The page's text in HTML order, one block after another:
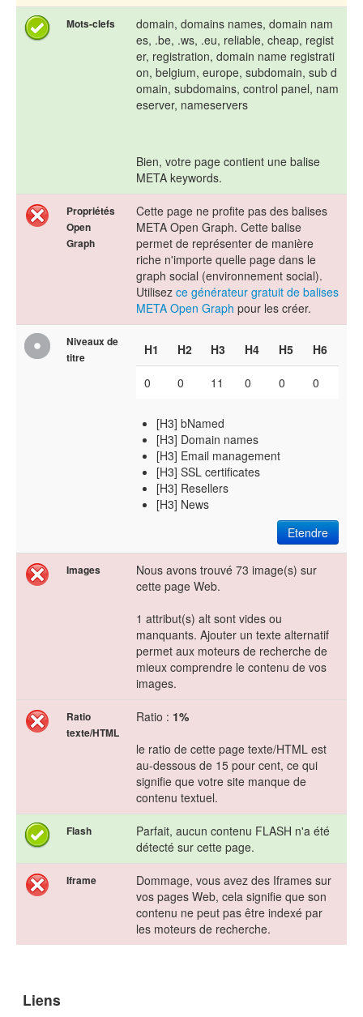
Mots-clefs
domain, domains names, domain nam
es, .be, .ws, .eu, reliable, cheap, regist
er, registration, domain name registrati
on, belgium, europe, subdomain, sub d
omain, subdomains, control panel, nam
eserver, nameservers
Bien, votre page contient une balise
META keywords.
Propriétés
Open
Graph
Cette page ne profite pas des balises
META Open Graph. Cette balise
permet de représenter de manière
riche n'importe quelle page dans le
graph social (environnement social).
Utilisez ce générateur gratuit de balises
META Open Graph pour les créer.
Niveaux de
titre
H1 H2 H3 H4 H5 H6
0 0 11 0 0 0
[H3] bNamed
[H3] Domain names
[H3] Email management
[H3] SSL certificates
[H3] Resellers
[H3] News
Etendre
Images
Nous avons trouvé 73 image(s) sur
cette page Web.
1 attribut(s) alt sont vides ou
manquants. Ajouter un texte alternatif
permet aux moteurs de recherche de
mieux comprendre le contenu de vos
images.
Ratio
texte/HTML
Ratio : 1%
le ratio de cette page texte/HTML est
au-dessous de 15 pour cent, ce qui
signifie que votre site manque de
contenu textuel.
Flash
Parfait, aucun contenu FLASH n'a été
détecté sur cette page.
Iframe
Dommage, vous avez des Iframes sur
vos pages Web, cela signifie que son
contenu ne peut pas être indexé par
les moteurs de recherche.
Liens